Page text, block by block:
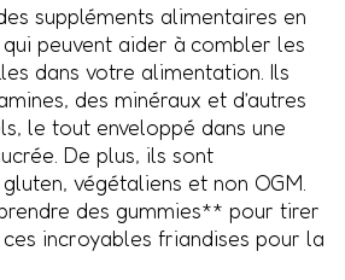
suppléments alimentaires en
peuvent aider à combler les
dans votre alimentation. Ils
des minéraux et d’autres
le tout enveloppé dans une
De plus, ils sont
végétaliens et non OGM.
des gummies** pour tirer
incroyables friandises pour la